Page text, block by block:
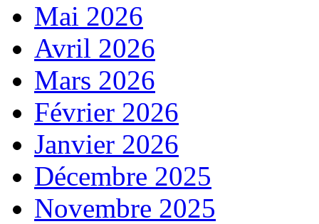
Mai 2026
Avril 2026
Mars 2026
Février 2026
Janvier 2026
Décembre 2025
Novembre 2025